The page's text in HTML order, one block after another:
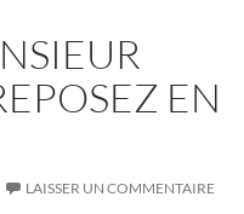
EN
LAISSER UN COMMENTAIRE